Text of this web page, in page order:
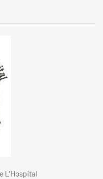
L'Hospital